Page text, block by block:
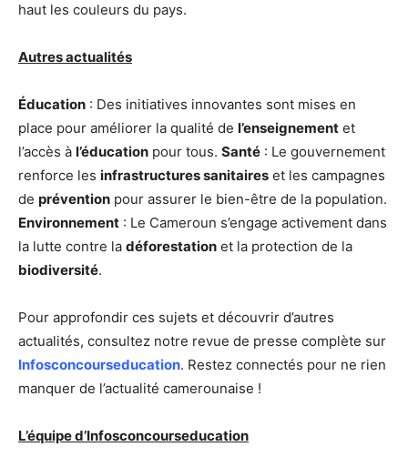
haut les couleurs du pays.
Autres actualités
Éducation : Des initiatives innovantes sont mises en
place pour améliorer la qualité de l’enseignement et
l’accès à l’éducation pour tous. Santé : Le gouvernement
renforce les infrastructures sanitaires et les campagnes
de prévention pour assurer le bien-être de la population.
Environnement : Le Cameroun s’engage activement dans
la lutte contre la déforestation et la protection de la
biodiversité.
Pour approfondir ces sujets et découvrir d’autres
actualités, consultez notre revue de presse complète sur
Infosconcourseducation. Restez connectés pour ne rien
manquer de l’actualité camerounaise !
L’équipe d’Infosconcourseducation